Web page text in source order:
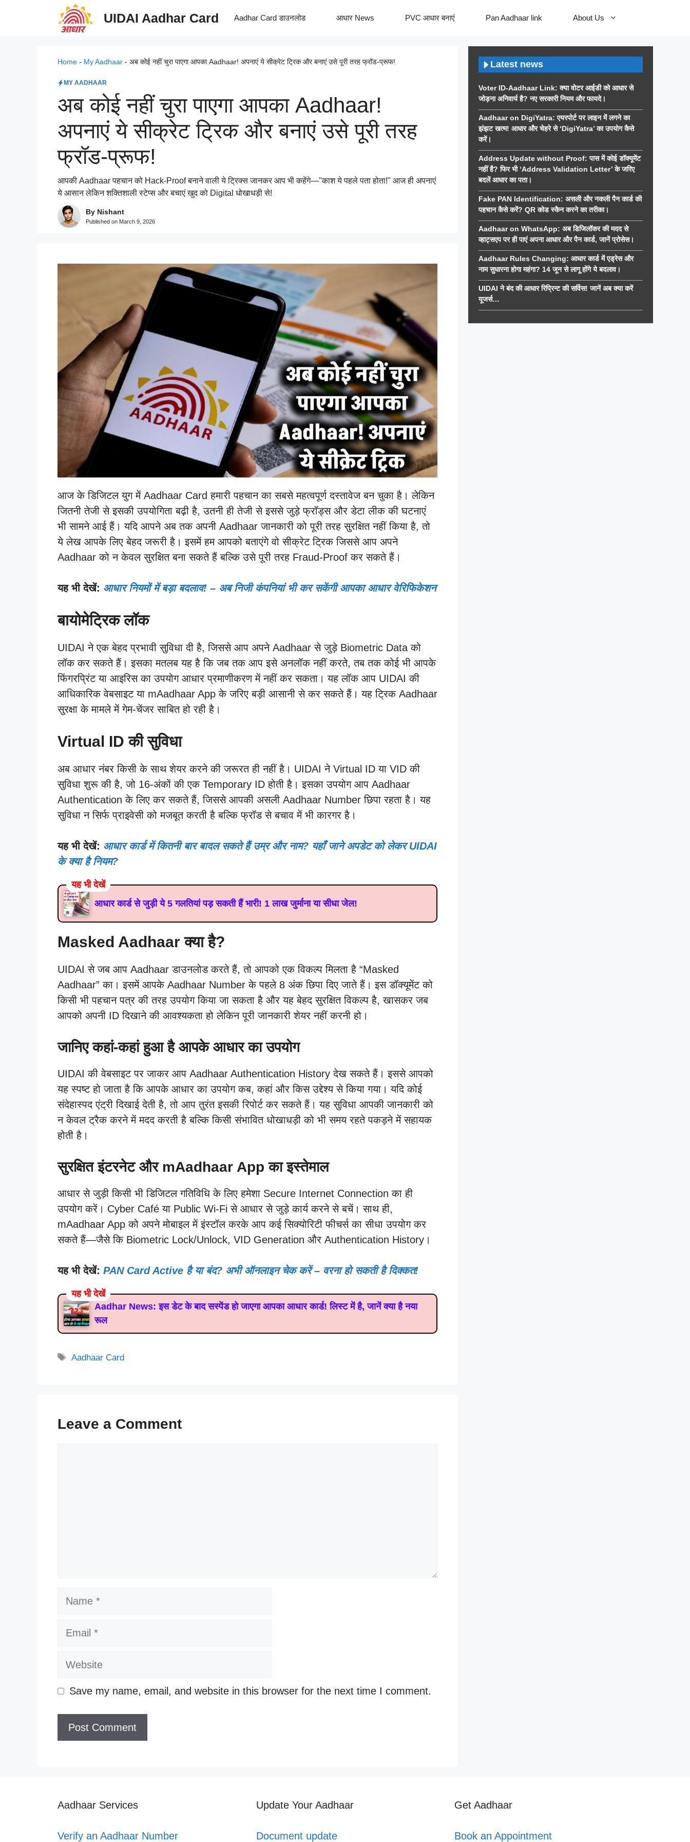
UIDAI Aadhar Card Aadhar Card डाउनलोड आधार News PVC आधार बनाएं Pan Aadhaar link About Us
Home - My Aadhaar - अब कोई नहीं चुरा पाएगा आपका Aadhaar! अपनाएं ये सीक्रेट ट्रिक और बनाएं उसे पूरी तरह फ्रॉड-प्रूफ!
MY AADHAAR
अब कोई नहीं चुरा पाएगा आपका Aadhaar!
अपनाएं ये सीक्रेट ट्रिक और बनाएं उसे पूरी तरह
फ्रॉड-प्रूफ!
आपकी Aadhaar पहचान को Hack-Proof बनाने वाली ये ट्रिक्स जानकर आप भी कहेंगे—"काश ये पहले पता होता!" आज ही अपनाएं
ये आसान लेकिन शक्तिशाली स्टेप्स और बचाएं खुद को Digital धोखाधड़ी से!
By Nishant
Published on March 9, 2026
आज के डिजिटल युग में Aadhaar Card हमारी पहचान का सबसे महत्वपूर्ण दस्तावेज बन चुका है। लेकिन
जितनी तेजी से इसकी उपयोगिता बढ़ी है, उतनी ही तेजी से इससे जुड़े फ्रॉड्स और डेटा लीक की घटनाएं
भी सामने आई हैं। यदि आपने अब तक अपनी Aadhaar जानकारी को पूरी तरह सुरक्षित नहीं किया है, तो
ये लेख आपके लिए बेहद जरूरी है। इसमें हम आपको बताएंगे वो सीक्रेट ट्रिक जिससे आप अपने
Aadhaar को न केवल सुरक्षित बना सकते हैं बल्कि उसे पूरी तरह Fraud-Proof कर सकते हैं।
यह भी देखें: आधार नियमों में बड़ा बदलाव! – अब निजी कंपनियां भी कर सकेंगी आपका आधार वेरिफिकेशन
बायोमेट्रिक लॉक
UIDAI ने एक बेहद प्रभावी सुविधा दी है, जिससे आप अपने Aadhaar से जुड़े Biometric Data को
लॉक कर सकते हैं। इसका मतलब यह है कि जब तक आप इसे अनलॉक नहीं करते, तब तक कोई भी आपके
फिंगरप्रिंट या आइरिस का उपयोग आधार प्रमाणीकरण में नहीं कर सकता। यह लॉक आप UIDAI की
आधिकारिक वेबसाइट या mAadhaar App के जरिए बड़ी आसानी से कर सकते हैं। यह ट्रिक Aadhaar
सुरक्षा के मामले में गेम-चेंजर साबित हो रही है।
Virtual ID की सुविधा
अब आधार नंबर किसी के साथ शेयर करने की जरूरत ही नहीं है। UIDAI ने Virtual ID या VID की
सुविधा शुरू की है, जो 16-अंकों की एक Temporary ID होती है। इसका उपयोग आप Aadhaar
Authentication के लिए कर सकते हैं, जिससे आपकी असली Aadhaar Number छिपा रहता है। यह
सुविधा न सिर्फ प्राइवेसी को मजबूत करती है बल्कि फ्रॉड से बचाव में भी कारगर है।
यह भी देखें: आधार कार्ड में कितनी बार बादल सकते हैं उम्र और नाम? यहाँ जाने अपडेट को लेकर UIDAI
के क्या है नियम?
यह भी देखें
आधार कार्ड से जुड़ी ये 5 गलतियां पड़ सकती हैं भारी! 1 लाख जुर्माना या सीधा जेल!
Masked Aadhaar क्या है?
UIDAI से जब आप Aadhaar डाउनलोड करते हैं, तो आपको एक विकल्प मिलता है “Masked
Aadhaar” का। इसमें आपके Aadhaar Number के पहले 8 अंक छिपा दिए जाते हैं। इस डॉक्यूमेंट को
किसी भी पहचान पत्र की तरह उपयोग किया जा सकता है और यह बेहद सुरक्षित विकल्प है, खासकर जब
आपको अपनी ID दिखाने की आवश्यकता हो लेकिन पूरी जानकारी शेयर नहीं करनी हो।
जानिए कहां-कहां हुआ है आपके आधार का उपयोग
UIDAI की वेबसाइट पर जाकर आप Aadhaar Authentication History देख सकते हैं। इससे आपको
यह स्पष्ट हो जाता है कि आपके आधार का उपयोग कब, कहां और किस उद्देश्य से किया गया। यदि कोई
संदेहास्पद एंट्री दिखाई देती है, तो आप तुरंत इसकी रिपोर्ट कर सकते हैं। यह सुविधा आपकी जानकारी को
न केवल ट्रैक करने में मदद करती है बल्कि किसी संभावित धोखाधड़ी को भी समय रहते पकड़ने में सहायक
होती है।
सुरक्षित इंटरनेट और mAadhaar App का इस्तेमाल
आधार से जुड़ी किसी भी डिजिटल गतिविधि के लिए हमेशा Secure Internet Connection का ही
उपयोग करें। Cyber Café या Public Wi-Fi से आधार से जुड़े कार्य करने से बचें। साथ ही,
mAadhaar App को अपने मोबाइल में इंस्टॉल करके आप कई सिक्योरिटी फीचर्स का सीधा उपयोग कर
सकते हैं—जैसे कि Biometric Lock/Unlock, VID Generation और Authentication History।
यह भी देखें: PAN Card Active है या बंद? अभी ऑनलाइन चेक करें – वरना हो सकती है दिक्कत!
यह भी देखें
Aadhar News: इस डेट के बाद सस्पेंड हो जाएगा आपका आधार कार्ड! लिस्ट में है, जानें क्या है नया
रूल
Tags
Aadhaar Card
Leave a Comment
Name
Email
Website
Save my name, email, and website in this browser for the next time I comment.
Latest news
Voter ID-Aadhaar Link: क्या वोटर आईडी को आधार से
जोड़ना अनिवार्य है? नए सरकारी नियम और फायदे।
Aadhaar on DigiYatra: एयरपोर्ट पर लाइन में लगने का
झंझट खत्म! आधार और चेहरे से ‘DigiYatra’ का उपयोग कैसे
करें।
Address Update without Proof: पास में कोई डॉक्यूमेंट
नहीं है? फिर भी ‘Address Validation Letter’ के जरिए
बदलें आधार का पता।
Fake PAN Identification: असली और नकली पैन कार्ड की
पहचान कैसे करें? QR कोड स्कैन करने का तरीका।
Aadhaar on WhatsApp: अब डिजिलॉकर की मदद से
व्हाट्सएप पर ही पाएं अपना आधार और पैन कार्ड, जानें प्रोसेस।
Aadhaar Rules Changing: आधार कार्ड में एड्रेस और
नाम सुधारना होगा महंगा? 14 जून से लागू होंगे ये बदलाव।
UIDAI ने बंद की आधार रिप्रिन्ट की सर्विस! जानें अब क्या करें
यूजर्स…
Aadhaar Services
Verify an Aadhaar Number
Update Your Aadhaar
Document update
Get Aadhaar
Book an Appointment